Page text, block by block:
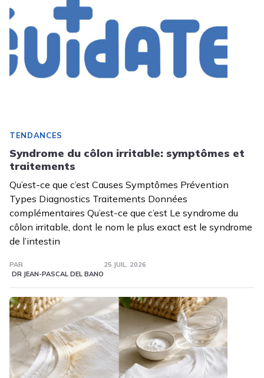
TENDANCES
Syndrome du côlon irritable: symptômes et
traitements
Qu’est-ce que c’est Causes Symptômes Prévention
Types Diagnostics Traitements Données
complémentaires Qu’est-ce que c’est Le syndrome du
côlon irritable, dont le nom le plus exact est le syndrome
de l’intestin
PAR
DR JEAN-PASCAL DEL BANO
25 JUIL. 2026